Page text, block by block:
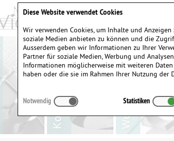
Diese Website verwendet Cookies
Wir verwenden Cookies, um Inhalte und
soziale Medien anbieten zu können und die
Ausserdem geben wir Informationen zu Ihrer
Partner für soziale Medien, Werbung und
Informationen möglicherweise mit weiteren
haben oder die sie im Rahmen Ihrer Nutzung der
Notwendig Statistiken